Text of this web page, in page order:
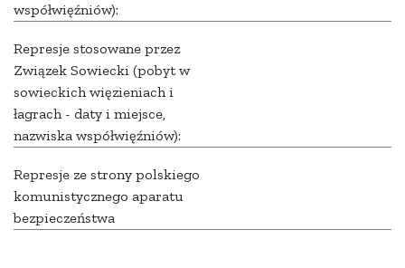
współwięźniów):
Represje stosowane przez
Związek Sowiecki (pobyt w
sowieckich więzieniach i
łagrach - daty i miejsce,
nazwiska współwięźniów):
Represje ze strony polskiego
komunistycznego aparatu
bezpieczeństwa